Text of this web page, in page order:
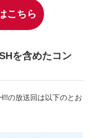
こちら
を含めたコン
の放送回は以下のとお